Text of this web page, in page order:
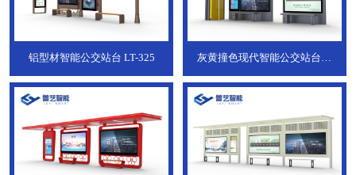
铝型材智能公交站台 LT-325
灰黄撞色现代智能公交站台，